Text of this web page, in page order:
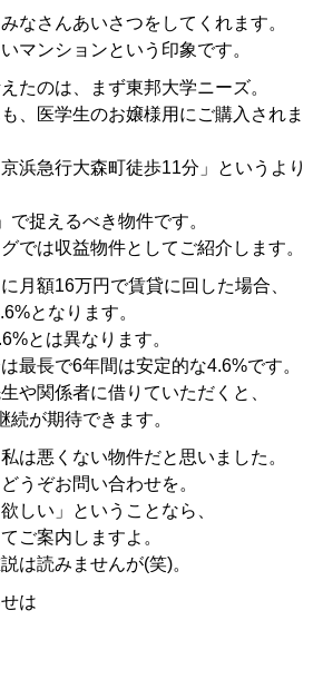
なさんあいさつをしてくれます。
マンションという印象です。
たのは、まず東邦大学ニーズ。
、医学生のお嬢様用にご購入されま
浜急行大森町徒歩11分」というより
で捉えるべき物件です。
では収益物件としてご紹介します。
月額16万円で賃貸に回した場合、
となります。
とは異なります。
最長で6年間は安定的な4.6%です。
や関係者に借りていただくと、
が期待できます。
は悪くない物件だと思いました。
うぞお問い合わせを。
しい」ということなら、
ご案内しますよ。
は読みませんが(笑)。
は